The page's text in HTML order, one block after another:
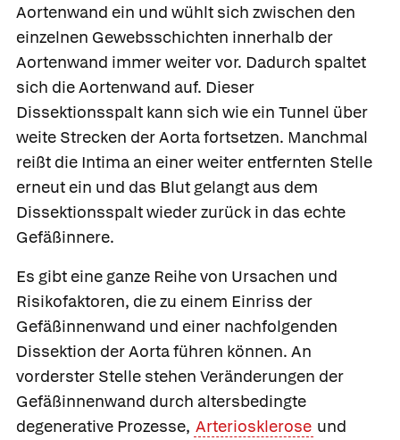
Aortenwand ein und wühlt sich zwischen den
einzelnen Gewebsschichten innerhalb der
Aortenwand immer weiter vor. Dadurch spaltet
sich die Aortenwand auf. Dieser
Dissektionsspalt kann sich wie ein Tunnel über
weite Strecken der Aorta fortsetzen. Manchmal
reißt die Intima an einer weiter entfernten Stelle
erneut ein und das Blut gelangt aus dem
Dissektionsspalt wieder zurück in das echte
Gefäßinnere.
Es gibt eine ganze Reihe von Ursachen und
Risikofaktoren, die zu einem Einriss der
Gefäßinnenwand und einer nachfolgenden
Dissektion der Aorta führen können. An
vorderster Stelle stehen Veränderungen der
Gefäßinnenwand durch altersbedingte
degenerative Prozesse, Arteriosklerose und